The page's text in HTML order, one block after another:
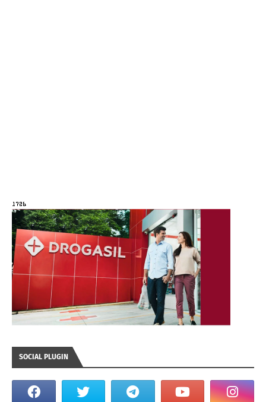
SOCIAL PLUGIN